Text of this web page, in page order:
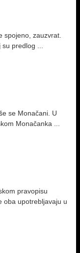
spojeno, zauzvrat.
predlog ...
se Monačani. U
Monačanka ...
pravopisu
oba upotrebljavaju u